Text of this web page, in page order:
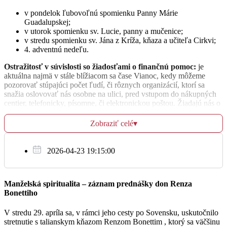
06:30
za + Štefániu a Antona
za zdravie, Božiu pomoc, Božie vedenie pre Martu,
členov rodiny, za + Pavla, Máriu, Pavla, Miroslava,
Oľgu, Máriu, Annu, Margitu, Jozefa a starých
rodičov
06:30
za + Annu a rodičov
17:30
za + Štefana a Ferdinanda
v pondelok ľubovoľnú spomienku Panny Márie
Guadalupskej;
v utorok spomienku sv. Lucie, panny a mučenice;
v stredu spomienku sv. Jána z Kríža, kňaza a učiteľa Cirkvi;
4. adventnú nedeľu.
Ostražitosť v súvislosti so žiadosťami o finančnú pomoc: je
aktuálna najmä v stále blížiacom sa čase Vianoc, kedy môžeme
pozorovať stúpajúci počet ľudí, či rôznych organizácií, ktorí sa
snažia oslovovať nás osobne na ulici, pred vstupom do nákupných
centier, telefonicky, písomne, či elektronickou poštou. Žiadajú nás o
finančný príspevok pre niekoho, kto je chorý, nevládny, či
akokoľvek trpiaci, často apelujúc na náš súcit, či vierovyznanie. Ich
žiadosť je často sprevádzaná vytváraním tlaku na naše kresťanské
rozhodnutie, či prispieť, alebo nie. Cieľom nie je ani vyjadriť sa, či
preto podvodné. Cieľom tejto výzvy, je posilniť a ochrániť vaše
tým, ktorí vás oslovia so žiadosťou o príspevok, že naše charitné
aktivity spravuje a organizuje diecézna charita. Pravidelne
je tomu i dnes. Každý váš príspevok je veľkou pomocou trpiacim a
zápasiacim o denné prežitie. Katolícka charita pravidelne vydáva
Zobraziť celé▾
2026-04-23 19:15:00
Manželská spiritualita – záznam prednášky don Renza
Bonettiho
V stredu 29. apríla sa, v rámci jeho cesty po Sovensku, uskutočnilo
stretnutie s talianskym kňazom Renzom Bonettim , ktorý sa väčšinu